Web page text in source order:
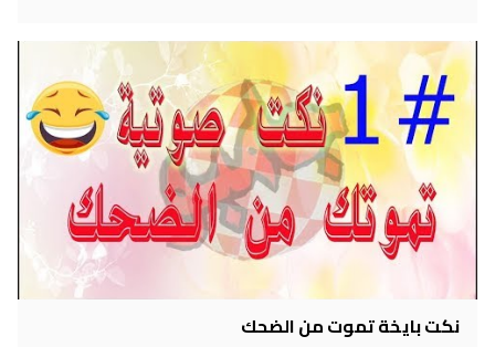
نكت بايخة تموت من الضحك